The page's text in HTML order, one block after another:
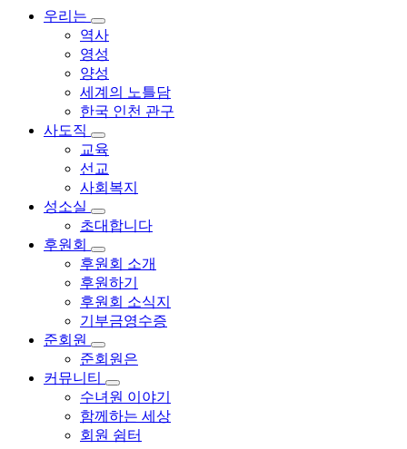
우리는
역사
영성
양성
세계의 노틀담
한국 인천 관구
사도직
교육
선교
사회복지
성소실
초대합니다
후원회
후원회 소개
후원하기
후원회 소식지
기부금영수증
준회원
준회원은
커뮤니티
수녀원 이야기
함께하는 세상
회원 쉼터